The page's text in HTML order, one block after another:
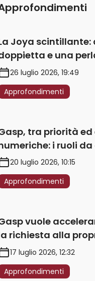
Joya scintillante:
e una
– VIDEO
26 luglio 2026, 19:49
Approfondimenti
tra priorità ed
i ruoli
20 luglio 2026, 10:15
Approfondimenti
vuole
richiesta alla
17 luglio 2026, 12:32
Approfondimenti